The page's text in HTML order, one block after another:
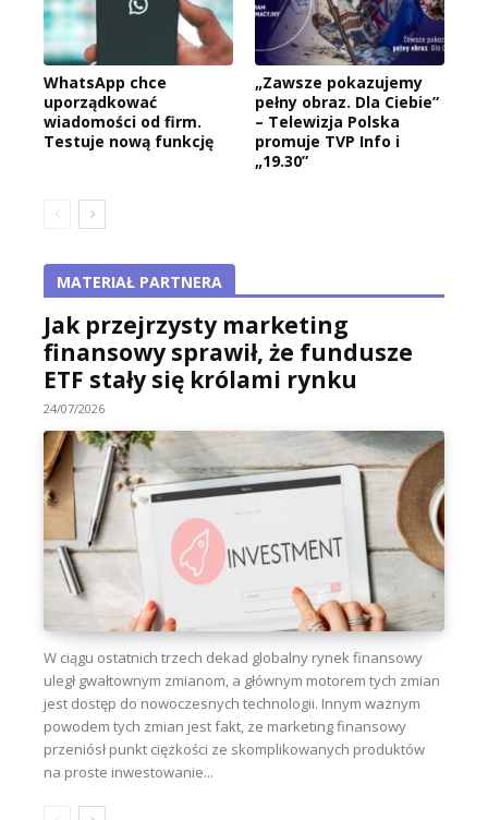
WhatsApp chce
uporządkować
wiadomości od firm.
Testuje nową funkcję
„Zawsze pokazujemy
pełny obraz. Dla Ciebie”
– Telewizja Polska
promuje TVP Info i
„19.30”
MATERIAŁ PARTNERA
Jak przejrzysty marketing
finansowy sprawił, że fundusze
ETF stały się królami rynku
24/07/2026
W ciągu ostatnich trzech dekad globalny rynek finansowy
uległ gwałtownym zmianom, a głównym motorem tych zmian
jest dostęp do nowoczesnych technologii. Innym ważnym
powodem tych zmian jest fakt, że marketing finansowy
przeniósł punkt ciężkości ze skomplikowanych produktów
na proste inwestowanie...